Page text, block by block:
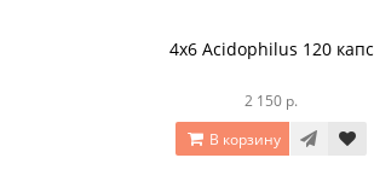
4х6 Acidophilus 120 капс
2 150 р.
В корзину